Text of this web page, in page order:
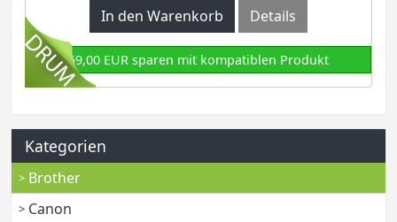
In den Warenkorb
Details
69,00 EUR sparen mit kompatiblen Produkt
Kategorien
Brother
Canon